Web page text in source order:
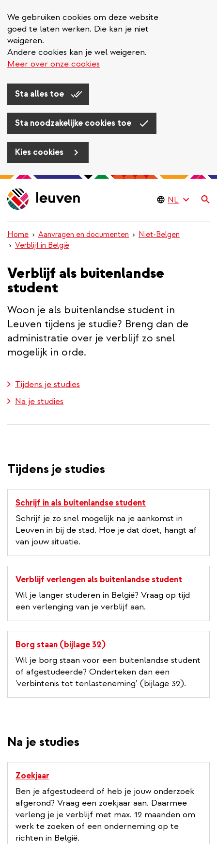
We gebruiken cookies om deze website
goed te laten werken. Die kan je niet
weigeren.
Andere cookies kan je wel weigeren.
Meer over onze cookies
Sta alles toe
Sta noodzakelijke cookies toe
Kies cookies
Overslaan
en
naar
inhoud
gaan
Home Aanvragen en documenten
Niet-Belgen
Verblijf in België
Verblijf als buitenlandse
student
Woon je als buitenlandse student in
Leuven tijdens je studie? Breng dan de
administratie over je verblijf zo snel
mogelijk in orde.
Tijdens je studies
Na je studies
Tijdens je studies
Schrijf in als buitenlandse student
Schrijf je zo snel mogelijk na je aankomst in
Leuven in bij de stad. Hoe je dat doet, hangt af
van jouw situatie.
Verblijf verlengen als buitenlandse student
Wil je langer studeren in België? Vraag op tijd
een verlenging van je verblijf aan.
Borg staan (bijlage 32)
Wil je borg staan voor een buitenlandse student
of afgestudeerde? Onderteken dan een
'verbintenis tot tenlasteneming’ (bijlage 32).
Na je studies
Zoekjaar
Ben je afgestudeerd of heb je jouw onderzoek
afgerond? Vraag een zoekjaar aan. Daarmee
verleng je je verblijf met max. 12 maanden om
werk te zoeken of een onderneming op te
richten in België.